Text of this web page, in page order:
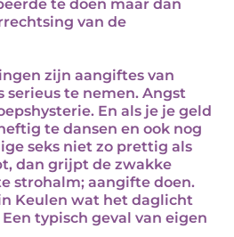
te doen maar dan
van de
zijn aangiftes van
te nemen. Angst
En als je je geld
te dansen en ook nog
seks niet zo prettig als
dan grijpt de zwakke
strohalm; aangifte doen.
Keulen wat het daglicht
typisch geval van eigen